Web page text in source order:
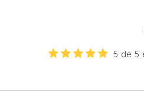
5 de 5